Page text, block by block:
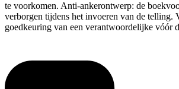
te voorkomen. Anti-ankerontwerp: de
verborgen tijdens het invoeren van de telling.
goedkeuring van een verantwoordelijke vóór